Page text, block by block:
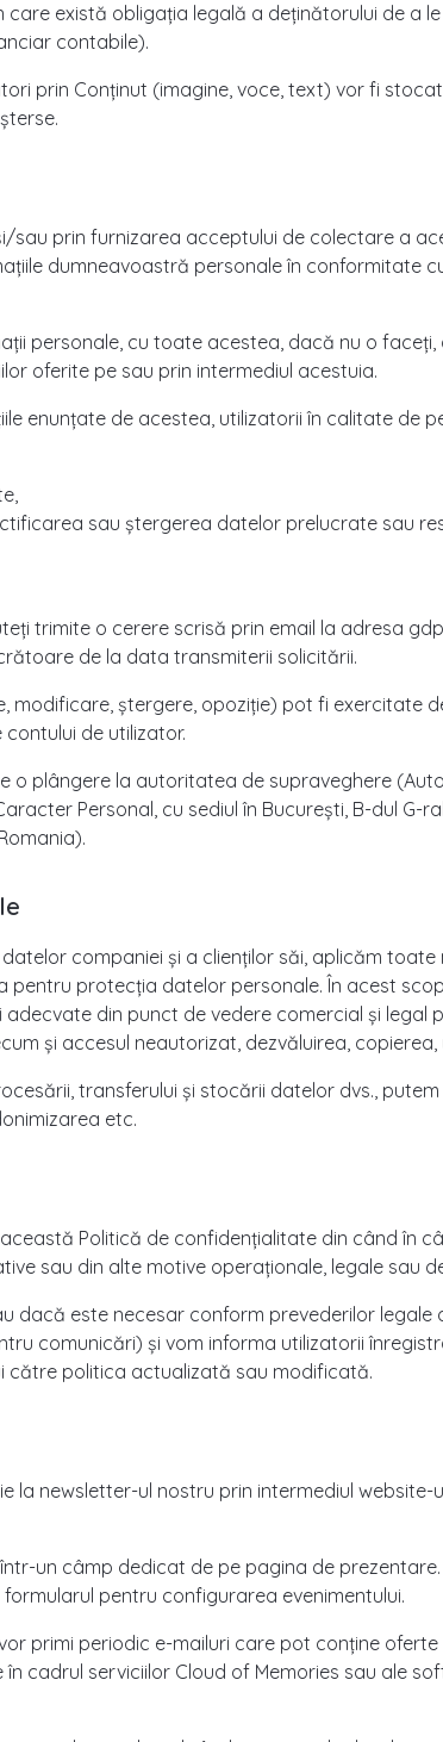
există obligația legală a deținătorului de a
contabile).
prin Conținut (imagine, voce, text) vor fi
sau prin furnizarea acceptului de colectare a
dumneavoastră personale în conformitate
personale, cu toate acestea, dacă nu o
oferite pe sau prin intermediul acestuia.
enunțate de acestea, utilizatorii în calitate de
sau ştergerea datelor prelucrate sau
trimite o cerere scrisă prin email la adresa
de la data transmiterii solicitării.
modificare, ștergere, opoziție) pot fi exercitate
de utilizator.
o plângere la autoritatea de supraveghere
Personal, cu sediul în București, B-dul G-
companiei și a clienților săi, aplicăm toate
pentru protecția datelor personale. În acest
din punct de vedere comercial și legal
și accesul neautorizat, dezvăluirea,
transferului și stocării datelor dvs.,
etc.
Politică de confidențialitate din când în
sau din alte motive operaționale, legale sau
dacă este necesar conform prevederilor
comunicări) și vom informa utilizatorii
către politica actualizată sau modificată.
la newsletter-ul nostru prin intermediul website-
un câmp dedicat de pe pagina de prezentare.
pentru configurarea evenimentului.
primi periodic e-mailuri care pot conține
cadrul serviciilor Cloud of Memories sau ale